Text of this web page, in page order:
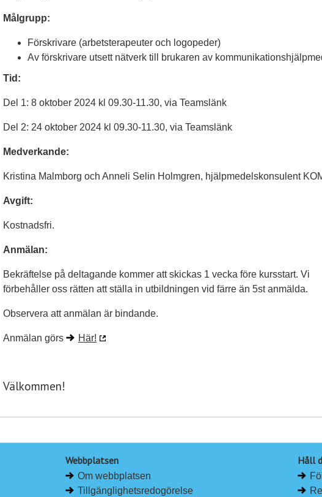
Målgrupp:
Förskrivare (arbetsterapeuter och logopeder)
Av förskrivare utsett nätverk till brukaren av
Tid:
Del 1: 8 oktober 2024 kl 09.30-11.30, via Teamslänk
Del 2: 24 oktober 2024 kl 09.30-11.30, via Teamslänk
Medverkande:
Kristina Malmborg och Anneli Selin Holmgren, hjälpmedelskonsulent
Avgift:
Kostnadsfri.
Anmälan:
Bekräftelse på deltagande kommer att skickas 1 vecka före kursstart. Vi
förbehåller oss rätten att ställa in utbildningen vid färre än 5st anmälda.
Observera att anmälan är bindande.
Anmälan görs Här!
Välkommen!
Webbplatsen
Om webbplatsen
Tillgänglighetsredogörelse
Håll